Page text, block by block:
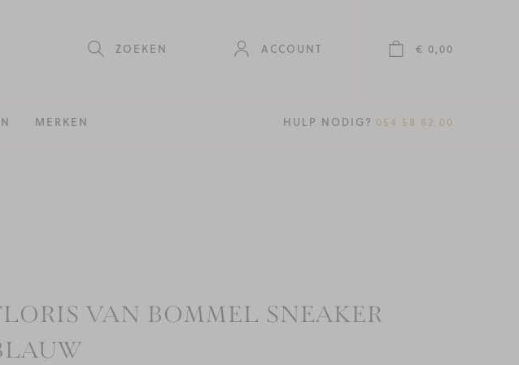
ZOEKEN ACCOUNT € 0,00
MERKEN HULP NODIG? T.
054 58 82 00
VAN BOMMEL SNEAKER